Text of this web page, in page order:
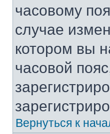
часовому
случае
котором вы
часовой
Вернуться к